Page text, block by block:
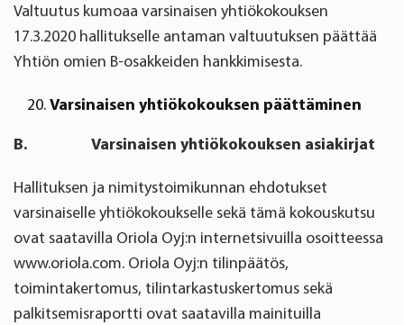
Valtuutus kumoaa varsinaisen yhtiökokouksen
17.3.2020 hallitukselle antaman valtuutuksen päättää
Yhtiön omien B-osakkeiden hankkimisesta.
Varsinaisen yhtiökokouksen päättäminen
B. Varsinaisen yhtiökokouksen asiakirjat
Hallituksen ja nimitystoimikunnan ehdotukset
varsinaiselle yhtiökokoukselle sekä tämä kokouskutsu
ovat saatavilla Oriola Oyj:n internetsivuilla osoitteessa
www.oriola.com. Oriola Oyj:n tilinpäätös,
toimintakertomus, tilintarkastuskertomus sekä
palkitsemisraportti ovat saatavilla mainituilla